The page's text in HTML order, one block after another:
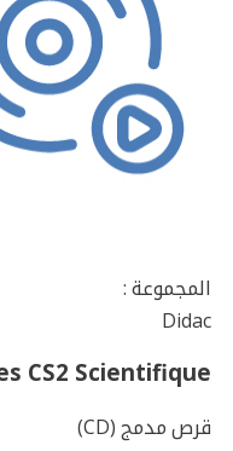
المجموعة :
Didac
CS2 Scientifique
قرص مدمج (CD)